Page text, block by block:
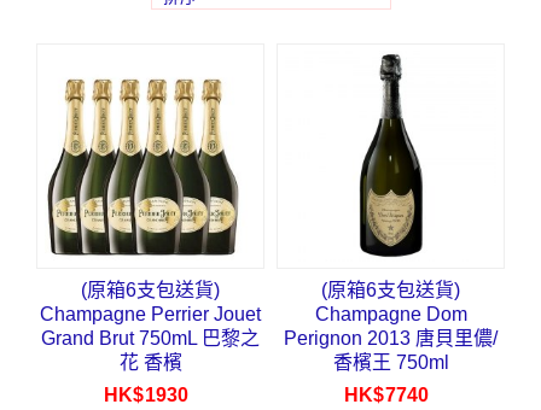
(原箱6支包送貨)
Champagne Perrier Jouet
Grand Brut 750mL 巴黎之
花 香檳
HK$1930
(原箱6支包送貨)
Champagne Dom
Perignon 2013 唐貝里儂/
香檳王 750ml
HK$7740